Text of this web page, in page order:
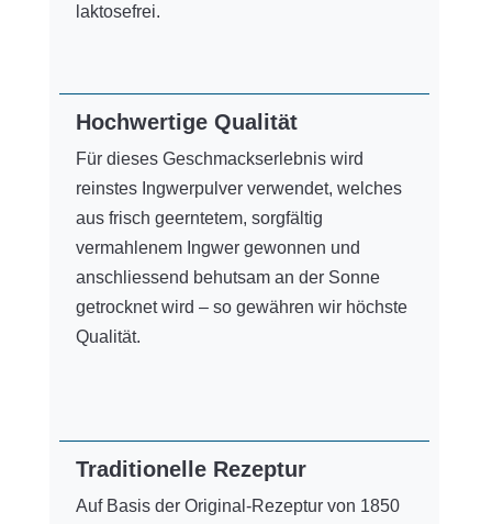
laktosefrei.
Hochwertige Qualität
Für dieses Geschmackserlebnis wird
reinstes Ingwerpulver verwendet, welches
aus frisch geerntetem, sorgfältig
vermahlenem Ingwer gewonnen und
anschliessend behutsam an der Sonne
getrocknet wird – so gewähren wir höchste
Qualität.
Traditionelle Rezeptur
Auf Basis der Original-Rezeptur von 1850